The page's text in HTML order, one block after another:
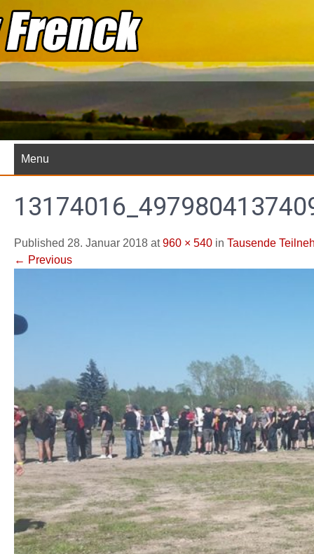
Skip
to
content
Menu
Published 28. Januar 2018 at960 × 540 in Tausende
← Previous